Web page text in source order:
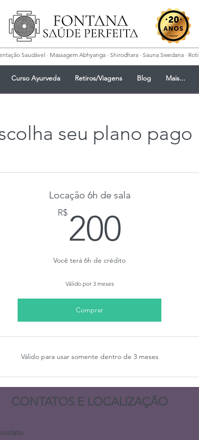
Saudável · Massagem Abhyanga · Shirodhara · Sauna Swedana ·
seu plano pago
Locação 6h de sala
R$200
Você terá 6h de crédito
Válido por 3 meses
Comprar
Válido para usar somente dentro de 3 meses
Curso Ayurveda Retiros/Viagens Blog Mais...
CONTATOS E LOCALIZAÇÃO